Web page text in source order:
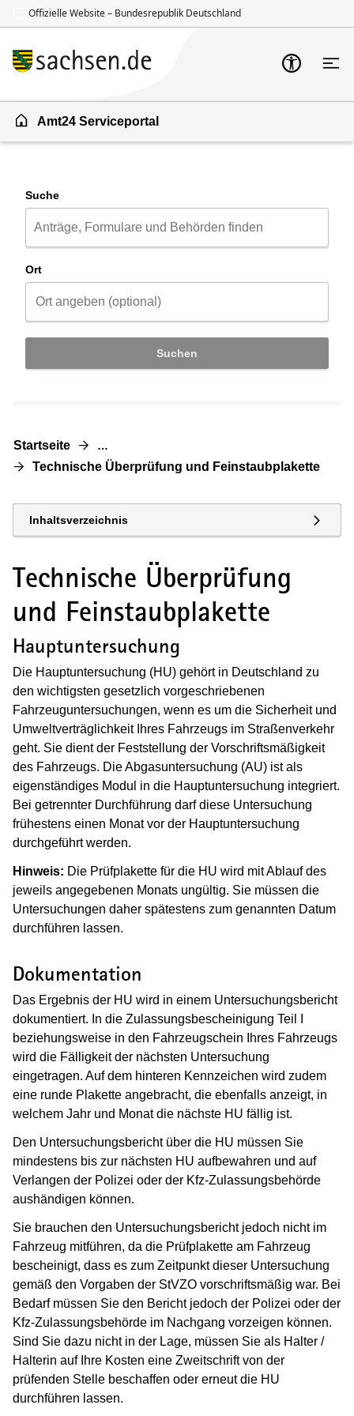
Offizielle Website – Bundesrepublik Deutschland
Amt24 Serviceportal
Suche
Ort
Suchen
Startseite …
Technische Überprüfung und Feinstaubplakette
Inhaltsverzeichnis
Technische Überprüfung
und Feinstaubplakette
Hauptuntersuchung
Die Hauptuntersuchung (HU) gehört in Deutschland zu
den wichtigsten gesetzlich vorgeschriebenen
Fahrzeuguntersuchungen, wenn es um die Sicherheit und
Umweltverträglichkeit Ihres Fahrzeugs im Straßenverkehr
geht. Sie dient der Feststellung der Vorschriftsmäßigkeit
des Fahrzeugs. Die Abgasuntersuchung (AU) ist als
eigenständiges Modul in die Hauptuntersuchung integriert.
Bei getrennter Durchführung darfdiese Untersuchung
frühestens einen Monat vor der Hauptuntersuchung
durchgeführt werden.
Hinweis: Die Prüfplakette für die HU wird mit Ablauf des
jeweils angegebenen Monats ungültig. Sie müssen die
Untersuchungen daher spätestens zum genannten Datum
durchführen lassen.
Dokumentation
Das Ergebnis der HU wird in einem Untersuchungsbericht
dokumentiert. In die Zulassungsbescheinigung Teil I
beziehungsweise in den Fahrzeugschein Ihres Fahrzeugs
wird die Fälligkeit der nächsten Untersuchung
eingetragen. Auf dem hinteren Kennzeichen wird zudem
eine runde Plakette angebracht, die ebenfalls anzeigt, in
welchem Jahr und Monat die nächste HU fällig ist.
Den Untersuchungsbericht über die HU müssen Sie
mindestens bis zur nächsten HU aufbewahren und auf
Verlangen der Polizei oder der Kfz-Zulassungsbehörde
aushändigen können.
Sie brauchen den Untersuchungsbericht jedoch nicht im
Fahrzeug mitführen, da die Prüfplakette am Fahrzeug
bescheinigt, dass es zum Zeitpunkt dieser Untersuchung
gemäß den Vorgaben der StVZO vorschriftsmäßig war. Bei
Bedarf müssen Sie den Bericht jedoch der Polizei oder der
Kfz-Zulassungsbehörde im Nachgang vorzeigen können.
Sind Sie dazu nicht in der Lage, müssen Sie als Halter /
Halterin auf Ihre Kosten eine Zweitschrift von der
prüfenden Stelle beschaffen oder erneut die HU
durchführen lassen.